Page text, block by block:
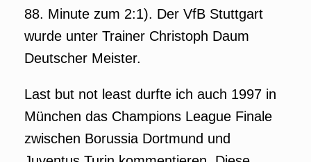
88. Minute zum 2:1). Der VfB Stuttgart
wurde unter Trainer Christoph Daum
Deutscher Meister.
Last but not least durfte ich auch 1997 in
München das Champions League Finale
zwischen Borussia Dortmund und